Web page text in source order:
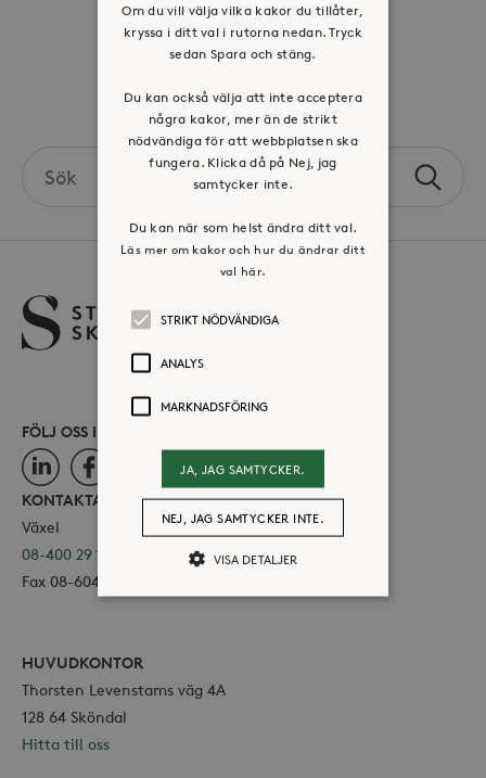
Press & mediakontakt
Volontär hos Stora Sköndal
the
Sök
FÖLJ OSS I SOCIALA MEDIER
LinkedInFacebookInstagram
KONTAKTA OSS
Växel
08-400 29 100
Fax 08-604 11 16
HUVUDKONTOR
Thorsten Levenstams väg 4A
128 64 Sköndal
Hitta till oss
Om du vill välja vilka kakor du tillåter,
kryssa i ditt val i rutorna nedan. Tryck
sedan Spara och stäng.
Du kan också välja att inte acceptera
några kakor, mer än de strikt
nödvändiga för att webbplatsen ska
fungera. Klicka då på Nej, jag
samtycker inte.
Du kan när som helst ändra ditt val.
Läs mer om kakor och hur du ändrar ditt
val här.
STRIKT NÖDVÄNDIGA
ANALYS
MARKNADSFÖRING
JA, JAG SAMTYCKER.
NEJ, JAG SAMTYCKER INTE.
VISA DETALJER